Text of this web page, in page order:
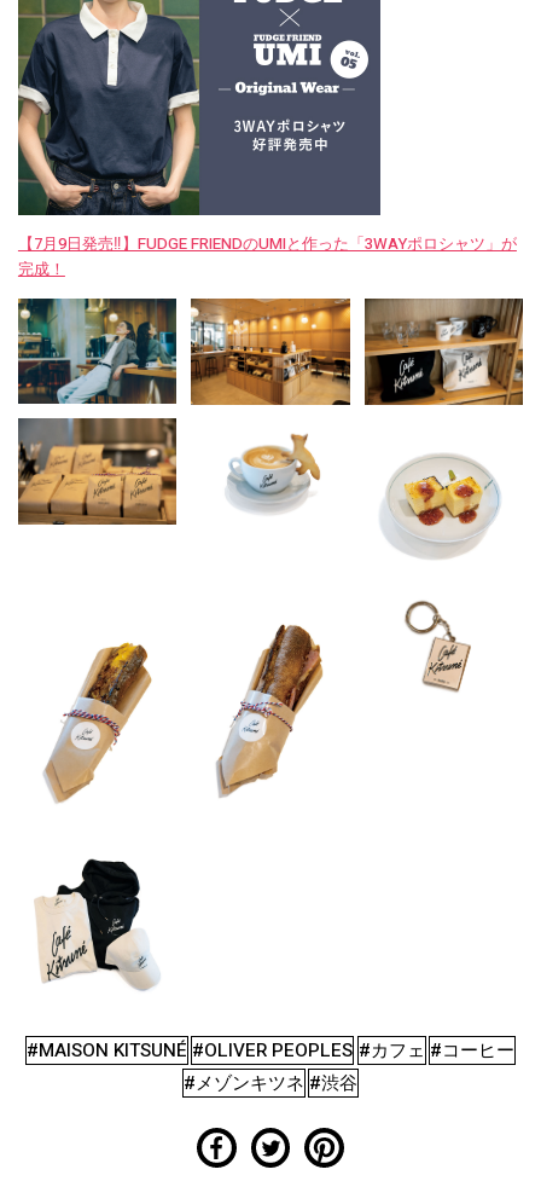
【7月9日発売‼︎】FUDGE FRIENDのUMIと作った「3WAYポロシャツ」が
完成！
#MAISON KITSUNÉ #OLIVER PEOPLES #カフェ #コーヒー
#メゾンキツネ #渋谷